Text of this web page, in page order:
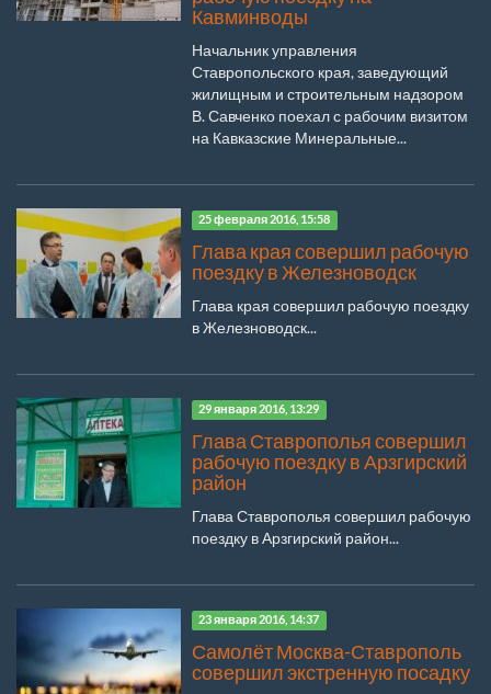
Кавминводы
Начальник управления
Ставропольского края, заведующий
жилищным и строительным надзором
В. Савченко поехал с рабочим визитом
на Кавказские Минеральные...
25 февраля 2016, 15:58
Глава края совершил рабочую
поездку в Железноводск
Глава края совершил рабочую поездку
в Железноводск...
29 января 2016, 13:29
Глава Ставрополья совершил
рабочую поездку в Арзгирский
район
Глава Ставрополья совершил рабочую
поездку в Арзгирский район...
23 января 2016, 14:37
Самолёт Москва-Ставрополь
совершил экстренную посадку